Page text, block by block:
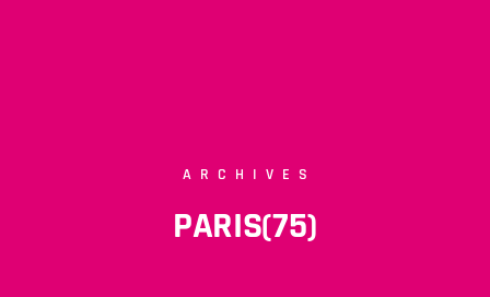
ARCHIVES
PARIS(75)